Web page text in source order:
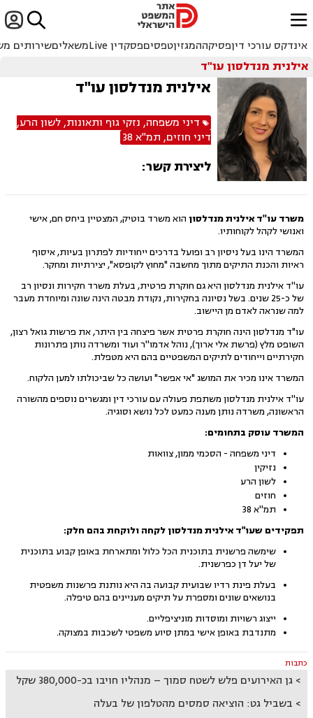

ﱐ
אינדקס עורכי דיןפסיקההמגזיןטפסיםפסקדין Live משאליםשירותים
אילנית מנדלסון עו"ד
אילנית מנדלסון עו"ד
דיני משפחה, נזקי גוף ותאונות,לשון הרע,
דיני חוזים, תמ"א 38
ליצירת קשר:
משרד עו''ד אילנית מנדלסון הוא משרד בוטיק, המצטיין ביחס חם, אישי
ואנושי לקהל לקוחותיו.
המשרד הינו בעל ניסיון רב ופועל בדרכים ייחודיות לפתרון בעיות, איסוף
ראיות והכנת התיקים מתוך מחשבה "מחוץ לקופסא", יצירתיות ומחקר.
עו''ד אילנית מנדלסון היא גם חוקרת פרטית, בעלת משרד חקירות ונסיון רב
של כ-25 שנים. בשל נסיונה בחקירות, נקודת מבטה הינה שונה ומיוחדת מעבר
למה שנראה לאדם מן היישוב.
עו"ד מנדלסון הינה חוקרת פרטית אשר פיצחה בין היתר, את פרשות גואל רצון,
השופט מלץ (פרשת אלי ארוך), נוהל אדמו''ר ועוד ומשרדה נותן פתרונות
חקירתיים וייחודים לתיקים המשפטיים בהם היא מטפלת.
המשרד אינו מכיר את המושג "אי אפשר" ועושה כל שביכולתו למען הלקוח.
עו''ד אילנית מנדלסון משתפת פעולה עם עורכי דין ומגשרים נוספים מהשורה
הראשונה, משרדה נותן מענה כמעט לכל נושא וסוגיה.
המשרד עוסק בתחומים:
דיני משפחה - הסכמי ממון, צוואות
נזיקין
לשון הרע
חוזים
תמ''א 38
תפקידים שעו"ד אילנית מנדלסון לקחה ולוקחת בהם חלק:
שימשה פרשנית בתוכנית הכל כלול ומתארחת באופן קבוע בתוכנית
של יעל דן כפרשנית.
בעלת פינת רדיו שבועית קבועה בה היא נותנת פרשנות משפטית
בנושאים שונים ומספרת על תיקים מעניינים בהם טיפלה.
ייצוג רשויות ומוסדות מוניציפליים.
מתנדבת באופן אישי במתן סיוע משפטי לשכבות במצוקה.
כתבות
גן האירועים פלש לשטח סמוך – מנהליו חויבו בכ-380,000 שקל
בשביל גט: הוציאה סמסים מהטלפון של בעלה